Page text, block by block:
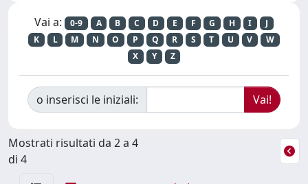
Vai a: 0-9 A B C D E F G H I
J
K
L M N O P Q R S T U V
W
X
Y Z
o inserisci le iniziali:
Mostrati risultati da 2 a 4
di 4